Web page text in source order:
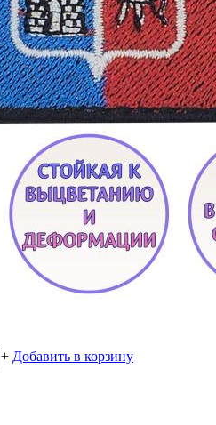
+ Добавить в корзину